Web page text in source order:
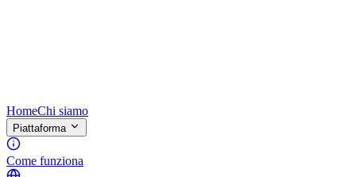
HomeChi siamo
Piattaforma
Come funziona